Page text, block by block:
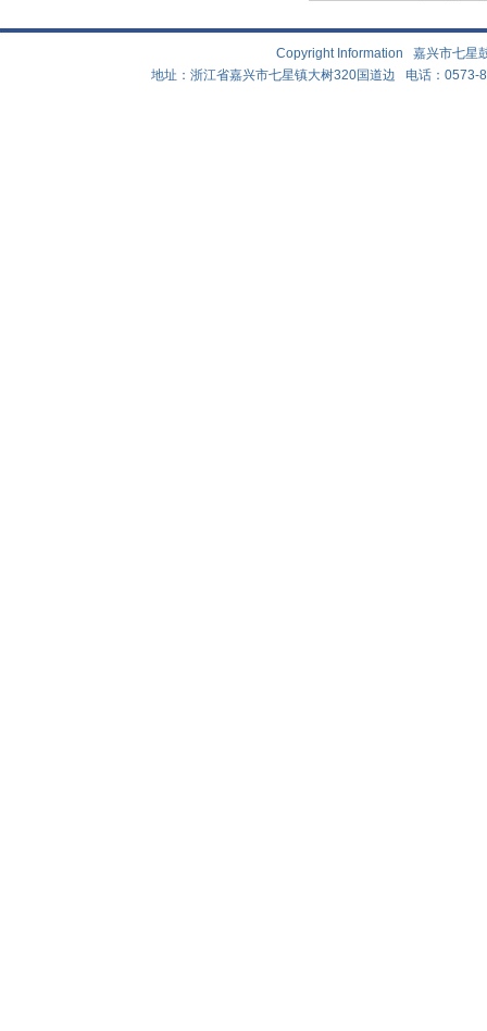
Copyright Information 嘉兴市七
地址：浙江省嘉兴市七星镇大树320国道边 电话：